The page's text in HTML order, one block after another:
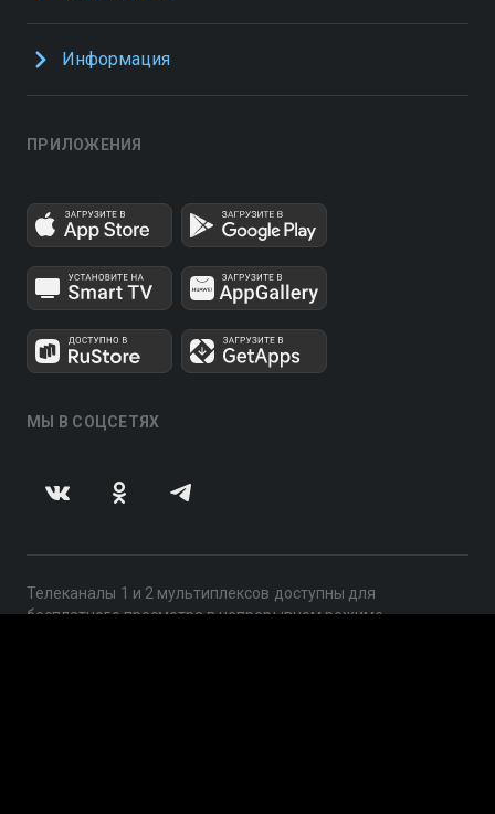
Информация
ПРИЛОЖЕНИЯ
МЫ В СОЦСЕТЯХ
Телеканалы 1 и 2 мультиплексов доступны для
бесплатного просмотра в непрерывном режиме,